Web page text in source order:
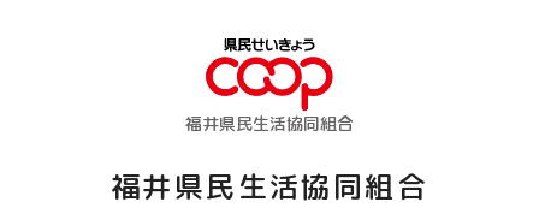
福井県民生活協同組合
福井県民生活協同組合